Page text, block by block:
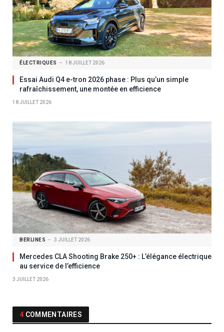
ÉLECTRIQUES 18 JUILLET 2026
Essai Audi Q4 e-tron 2026 phase : Plus qu’un simple
rafraîchissement, une montée en efficience
18 JUILLET 2026
BERLINES 3 JUILLET 2026
Mercedes CLA Shooting Brake 250+ : L’élégance électrique
au service de l’efficience
3 JUILLET 2026
4 COMMENTAIRES